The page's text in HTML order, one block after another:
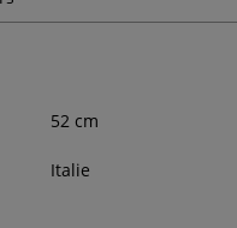
52 cm
Italie